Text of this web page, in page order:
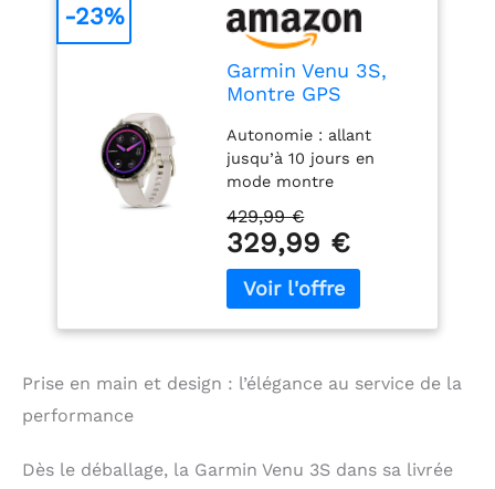
Garmin Venu 3S,
Montre GPS
santé AMOLED,
Ivoire, 41mm
Autonomie : allant
jusqu’à 10 jours en
mode montre
coach de sommeil,
détection des siestes,
rapport matinal, pas,
cardio poignet, suivi du
Multisports : GPS
marche, yoga, HIIT,
429,99 €
329,99 €
-23%
Prise en main et design : l’élégance au service de la
performance
Dès le déballage, la Garmin Venu 3S dans sa livrée